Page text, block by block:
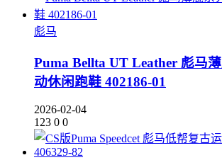
彪马
Puma Bellta UT Leather 彪马
动休闲跑鞋 402186-01
2026-02-04
123 0 0